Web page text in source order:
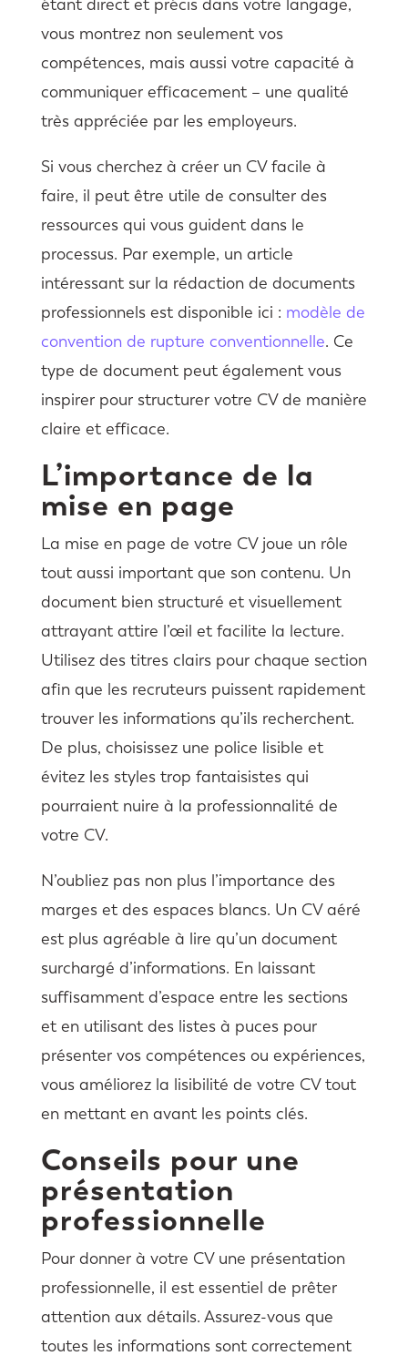
étant direct et précis dans votre langage,
vous montrez non seulement vos
compétences, mais aussi votre capacité à
communiquer efficacement – une qualité
très appréciée par les employeurs.
Si vous cherchez à créer un CV facile à
faire, il peut être utile de consulter des
ressources qui vous guident dans le
processus. Par exemple, un article
intéressant sur la rédaction de documents
professionnels est disponible ici : modèle de
convention de rupture conventionnelle. Ce
type de document peut également vous
inspirer pour structurer votre CV de manière
claire et efficace.
L’importance de la
mise en page
La mise en page de votre CV joue un rôle
tout aussi important que son contenu. Un
document bien structuré et visuellement
attrayant attire l’œil et facilite la lecture.
Utilisez des titres clairs pour chaque section
afin que les recruteurs puissent rapidement
trouver les informations qu’ils recherchent.
De plus, choisissez une police lisible et
évitez les styles trop fantaisistes qui
pourraient nuire à la professionnalité de
votre CV.
N’oubliez pas non plus l’importance des
marges et des espaces blancs. Un CV aéré
est plus agréable à lire qu’un document
surchargé d’informations. En laissant
suffisamment d’espace entre les sections
et en utilisant des listes à puces pour
présenter vos compétences ou expériences,
vous améliorez la lisibilité de votre CV tout
en mettant en avant les points clés.
Conseils pour une
présentation
professionnelle
Pour donner à votre CV une présentation
professionnelle, il est essentiel de prêter
attention aux détails. Assurez-vous que
toutes les informations sont correctement